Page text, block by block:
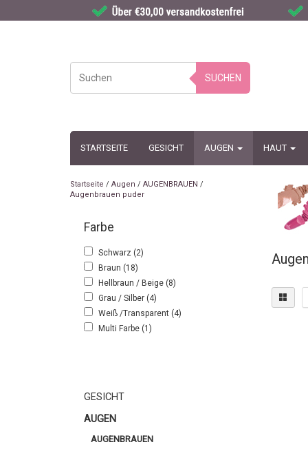
SUCHEN
STARTSEITE GESICHT AUGEN HAUT
Startseite / Augen / AUGENBRAUEN /
Augenbrauen puder
Farbe
Schwarz (2)
Braun (18)
Hellbraun / Beige (8)
Grau / Silber (4)
Weiß /Transparent (4)
Multi Farbe (1)
GESICHT
AUGEN
AUGENBRAUEN